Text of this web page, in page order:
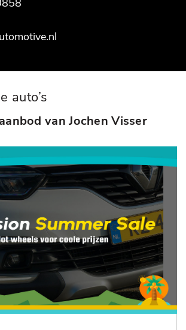
auto’s
van Jochen Visser